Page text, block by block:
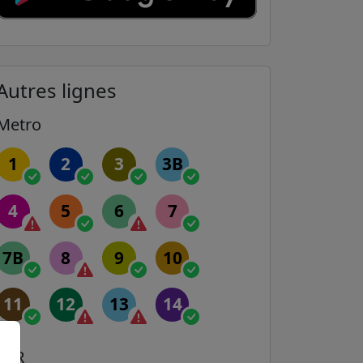
lignes
1 2 3 3B
4 5 6 7
7B 8 9 10
11 12 13 14
RER